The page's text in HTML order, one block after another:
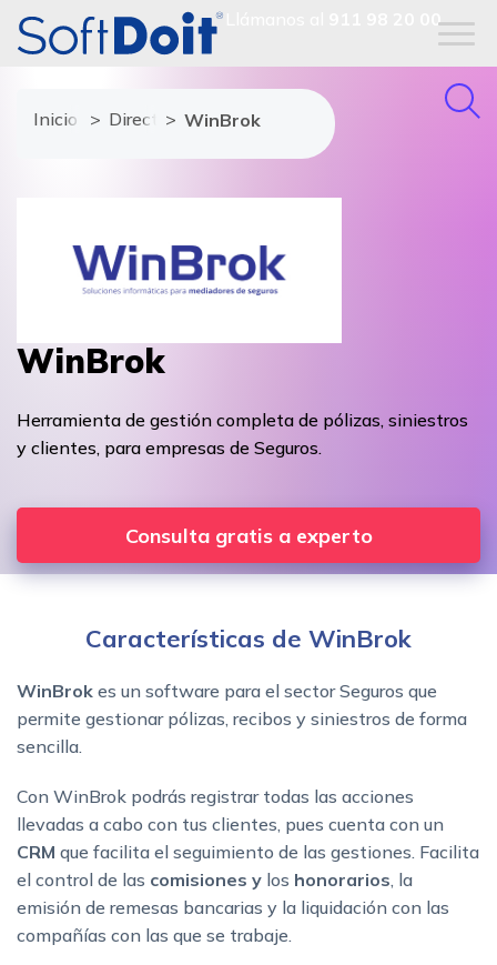
911 98 20 00
Inicio Directorio de proveedores
WinBrok
WinBrok
Herramienta de gestión completa de pólizas, siniestros
y clientes, para empresas de Seguros.
Consulta gratis a experto
Características de WinBrok
WinBrok es un software para el sector Seguros que
permite gestionar pólizas, recibos y siniestros de forma
sencilla.
Con WinBrok podrás registrar todas las acciones
llevadas a cabo con tus clientes, pues cuenta con un
CRM que facilita el seguimiento de las gestiones. Facilita
el control de las comisiones y los honorarios , la
emisión de remesas bancarias y la liquidación con las
compañías con las que se trabaje.